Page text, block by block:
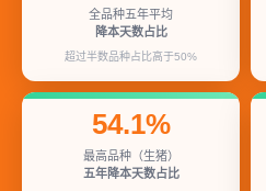
全品种五年平均
降本天数占比
超过半数品种占比高于50%
54.1%
最高品种（生猪）
五年降本天数占比